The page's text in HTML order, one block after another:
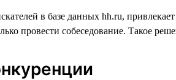
в базе данных hh.ru,
провести собеседование. Такое